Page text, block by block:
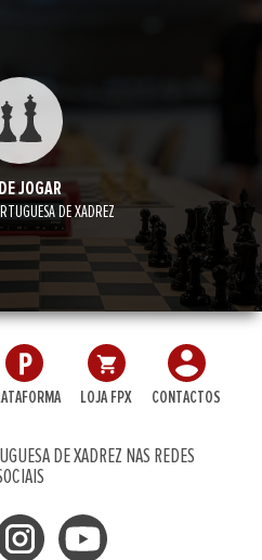
JOGAR
DE XADREZ
LOJA FPX CONTACTOS
DE XADREZ NAS REDES